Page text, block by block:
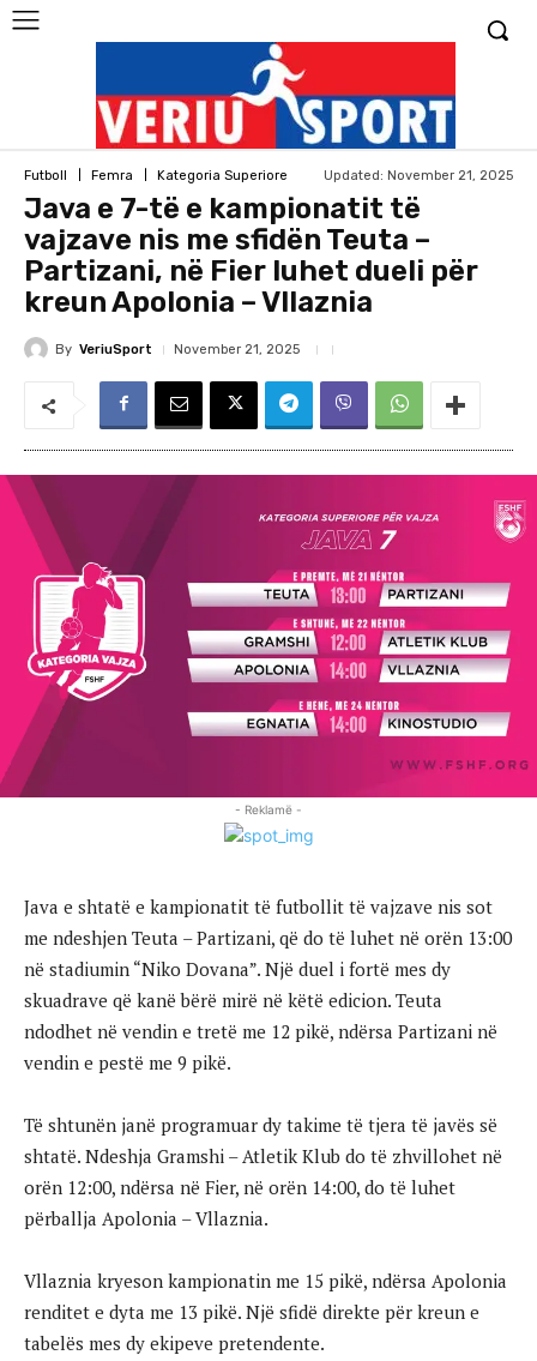
Futboll Femra Kategoria Superiore Updated: November 21, 2025
Java e 7-të e kampionatit të
vajzave nis me sfidën Teuta –
Partizani, në Fier luhet dueli për
kreun Apolonia – Vllaznia
By VeriuSport November 21, 2025
- Reklamë -
Java e shtatë e kampionatit të futbollit të vajzave nis sot
me ndeshjen Teuta – Partizani, që do të luhet në orën 13:00
në stadiumin “Niko Dovana”. Një duel i fortë mes dy
skuadrave që kanë bërë mirë në këtë edicion. Teuta
ndodhet në vendin e tretë me 12 pikë, ndërsa Partizani në
vendin e pestë me 9 pikë.
Të shtunën janë programuar dy takime të tjera të javës së
shtatë. Ndeshja Gramshi – Atletik Klub do të zhvillohet në
orën 12:00, ndërsa në Fier, në orën 14:00, do të luhet
përballja Apolonia – Vllaznia.
Vllaznia kryeson kampionatin me 15 pikë, ndërsa Apolonia
renditet e dyta me 13 pikë. Një sfidë direkte për kreun e
tabelës mes dy ekipeve pretendente.